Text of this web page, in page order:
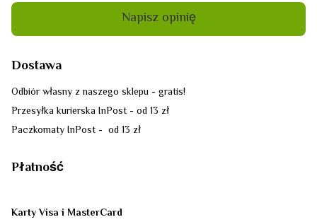
Napisz opinię
Dostawa
Odbiór własny z naszego sklepu - gratis!
Przesyłka kurierska InPost - od 13 zł
Paczkomaty InPost - od 13 zł
Płatność
Karty Visa i MasterCard